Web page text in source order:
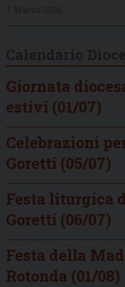
Giornata
estivi (01/07)
Celebrazioni
Goretti (05/07)
Festa liturgica
Goretti (06/07)
Festa della
Rotonda (01/08)